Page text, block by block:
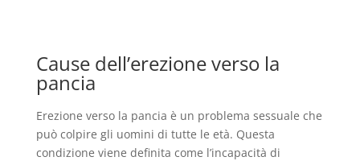
Cause dell’erezione verso la
pancia
Erezione verso la pancia è un problema sessuale che
può colpire gli uomini di tutte le età. Questa
condizione viene definita come l’incapacità di